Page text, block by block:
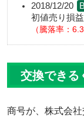
2018/12/20
初値売り損益
騰落率：
交換できる
商号が、株式会